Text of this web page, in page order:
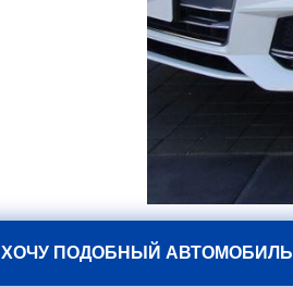
ХОЧУ ПОДОБНЫЙ АВТОМОБИЛЬ